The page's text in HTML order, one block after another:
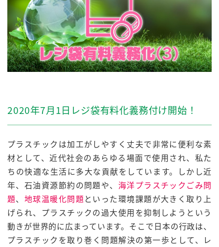
2020年7月1日レジ袋有料化義務付け開始！
プラスチックは加工がしやすく丈夫で非常に便利な素
材として、近代社会のあらゆる場面で使用され、私た
ちの快適な生活に多大な貢献をしています。しかし近
年、石油資源節約の問題や、 海洋プラスチックごみ問
題、 地球温暖化問題といった環境課題が大きく取り上
げられ、プラスチックの過大使用を抑制しようという
動きが世界的に広まっています。そこで日本の行政は、
プラスチックを取り巻く問題解決の第一歩として、レ